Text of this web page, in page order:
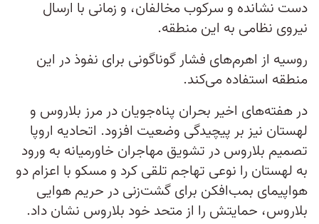
دست نشانده و سرکوب مخالفان، و زمانی با ارسال
نیروی نظامی به این منطقه.
روسیه از اهرم‌های فشار گوناگونی برای نفوذ در این
منطقه استفاده می‌کند.
در هفته‌های اخیر بحران پناه‌جویان در مرز بلاروس و
لهستان نیز بر پیچیدگی وضعیت افزود. اتحادیه اروپا
تصمیم بلاروس در تشویق مهاجران خاورمیانه به ورود
به لهستان را نوعی تهاجم تلقی کرد و مسکو با اعزام دو
هواپیمای بمب‌افکن برای گشت‌زنی در حریم هوایی
بلاروس، حمایتش را از متحد خود بلاروس نشان داد.